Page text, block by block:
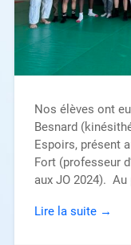
Nos élèves ont
Besnard
Espoirs, présent
Fort (professeur
aux JO 2024).
Lire la suite →